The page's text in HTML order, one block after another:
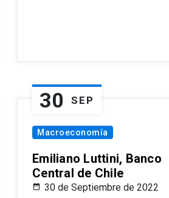
30 SEP
Macroeconomía
Emiliano Luttini, Banco
Central de Chile
30 de Septiembre de 2022